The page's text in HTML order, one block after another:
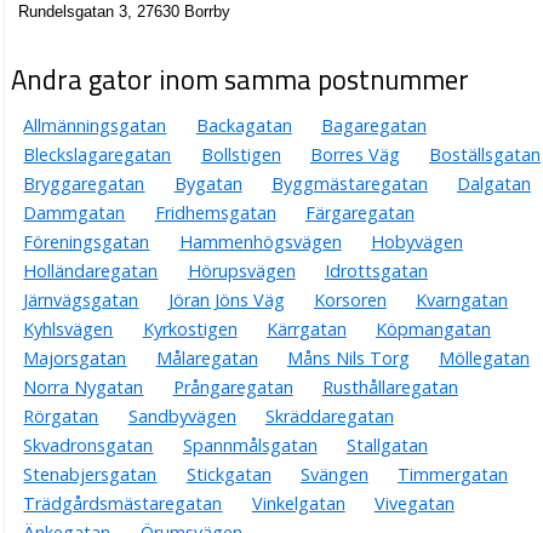
Rundelsgatan 3, 27630 Borrby
Andra gator inom samma postnummer
Allmänningsgatan Backagatan
Bagaregatan
Bleckslagaregatan
Bollstigen Borres Väg
Boställsgatan
Bryggaregatan
Bygatan Byggmästaregatan
Dalgatan
Dammgatan
Fridhemsgatan
Färgaregatan
Föreningsgatan
Hammenhögsvägen
Hobyvägen
Holländaregatan
Hörupsvägen
Idrottsgatan
Järnvägsgatan
Jöran Jöns Väg Korsoren
Kvarngatan
Kyhlsvägen
Kyrkostigen Kärrgatan
Köpmangatan
Majorsgatan
Målaregatan Måns Nils Torg
Möllegatan
Norra Nygatan
Prångaregatan
Rusthållaregatan
Rörgatan
Sandbyvägen
Skräddaregatan
Skvadronsgatan
Spannmålsgatan
Stallgatan
Stenabjersgatan
Stickgatan Svängen
Timmergatan
Trädgårdsmästaregatan
Vinkelgatan
Vivegatan